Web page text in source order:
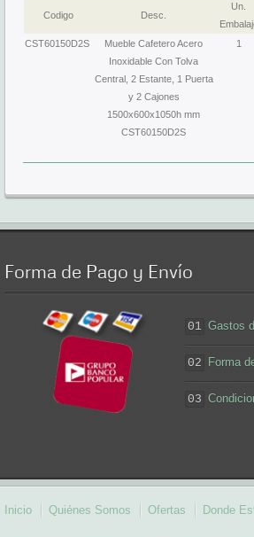
Codigo Desc.
Un.
CST60150D2S
Mueble Cafetero Acero
Inoxidable Con Tolva
Central, 2 Estante, 1 Puerta
y 2 Cajones
1500x600x1050h mm
CST60150D2S
1
Forma de Pago y Envío
01 Gastos
02 Forma
03
Inicio Quiénes Somos Ofertas Donde